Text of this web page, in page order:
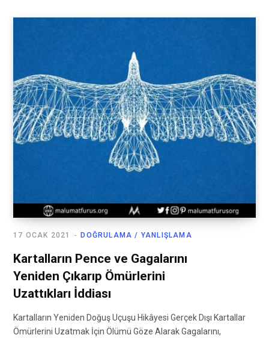
DOĞRULAMA / YANLIŞLAMA
17 OCAK 2021
Kartalların Pence ve Gagalarını
Yeniden Çıkarıp Ömürlerini
Uzattıkları İddiası
Kartalların Yeniden Doğuş Uçuşu Hikâyesi Gerçek Dışı Kartallar
Ömürlerini Uzatmak İçin Ölümü Göze Alarak Gagalarını,